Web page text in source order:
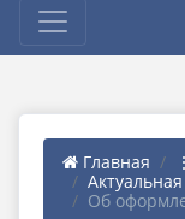
Главная ⋮
Об